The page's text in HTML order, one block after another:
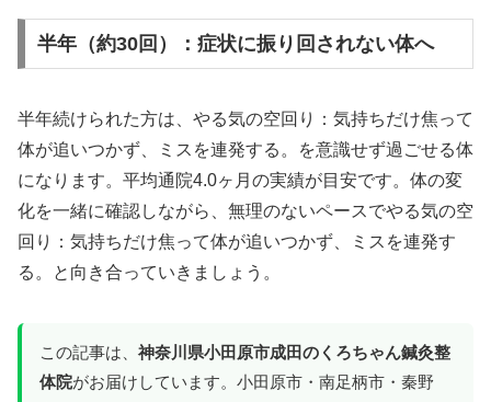
半年（約30回）：症状に振り回されない体へ
半年続けられた方は、やる気の空回り：気持ちだけ焦って
体が追いつかず、ミスを連発する。を意識せず過ごせる体
になります。平均通院4.0ヶ月の実績が目安です。体の変
化を一緒に確認しながら、無理のないペースでやる気の空
回り：気持ちだけ焦って体が追いつかず、ミスを連発す
る。と向き合っていきましょう。
この記事は、 神奈川県小田原市成田のくろちゃん鍼灸整
体院がお届けしています。小田原市・南足柄市・秦野